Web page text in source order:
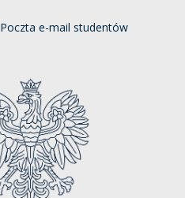
Poczta e-mail studentów